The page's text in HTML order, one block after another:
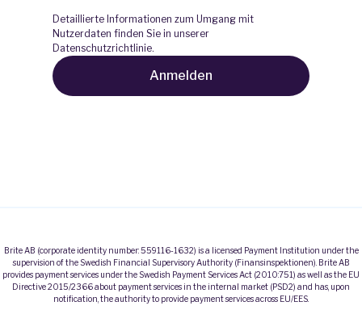
Detaillierte Informationen zum Umgang mit
Nutzerdaten finden Sie in unserer
Datenschutzrichtlinie.
Brite AB (corporate identity number: 559116-1632) is a licensed Payment Institution under the
supervision of the Swedish Financial Supervisory Authority (Finansinspektionen). Brite AB
provides payment services under the Swedish Payment Services Act (2010:751) as well as the EU
Directive 2015/2366 about payment services in the internal market (PSD2) and has, upon
notification, the authority to provide payment services across EU/EES.